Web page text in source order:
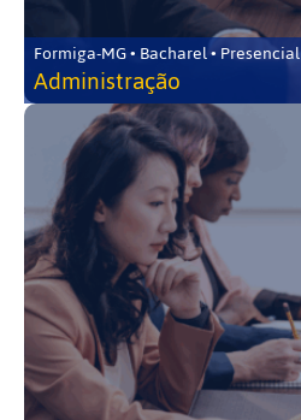
Formiga-MG • Bacharel • Presencial
Administração